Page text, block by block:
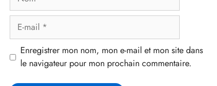
Enregistrer mon nom, mon e-mail et mon site dans
le navigateur pour mon prochain commentaire.